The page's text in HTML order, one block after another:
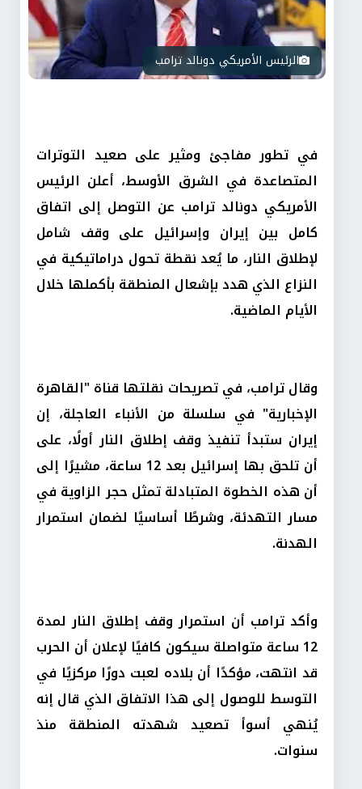
الرئيس الأمريكي دونالد ترامب
في تطور مفاجئ ومثير على صعيد التوترات
المتصاعدة في الشرق الأوسط، أعلن الرئيس
الأمريكي دونالد ترامب عن التوصل إلى اتفاق
كامل بين إيران وإسرائيل على وقف شامل
لإطلاق النار، ما يُعد نقطة تحول دراماتيكية في
النزاع الذي هدد بإشعال المنطقة بأكملها خلال
الأيام الماضية.
وقال ترامب، في تصريحات نقلتها قناة "القاهرة
الإخبارية" في سلسلة من الأنباء العاجلة، إن
إيران ستبدأ تنفيذ وقف إطلاق النار أولًا، على
أن تلحق بها إسرائيل بعد 12 ساعة، مشيرًا إلى
أن هذه الخطوة المتبادلة تمثل حجر الزاوية في
مسار التهدئة، وشرطًا أساسيًا لضمان استمرار
الهدنة.
وأكد ترامب أن استمرار وقف إطلاق النار لمدة
12 ساعة متواصلة سيكون كافيًا لإعلان أن الحرب
قد انتهت، مؤكدًا أن بلاده لعبت دورًا مركزيًا في
التوسط للوصول إلى هذا الاتفاق الذي قال إنه
يُنهي أسوأ تصعيد شهدته المنطقة منذ
سنوات.